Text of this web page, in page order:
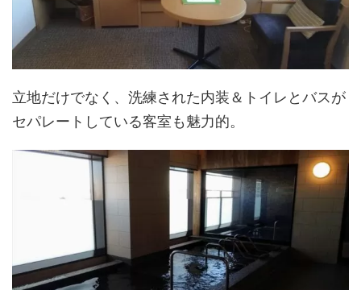
立地だけでなく、洗練された内装＆トイレとバスが
セパレートしている客室も魅力的。